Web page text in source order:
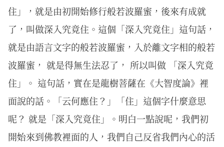
住」，就是由初開始修行般若波羅蜜，後來有成就
了，叫做深入究竟住。這個「深入究竟住」這句話，
就是由語言文字的般若波羅蜜，入於離文字相的般若
波羅蜜， 就是得無生法忍了， 所以叫做 「深入究竟
住」。 這句話，實在是龍樹菩薩在《大智度論》裡
面說的話。「云何應住？」「住」這個字什麼意思
呢？ 就是「深入究竟住」。明白一點說呢，我們初
開始來到佛教裡面的人，我們自己反省我們內心的活